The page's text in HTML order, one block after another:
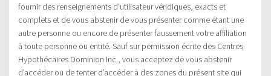
fournir des renseignements d’utilisateur véridiques, exacts et
complets et de vous abstenir de vous présenter comme étant une
autre personne ou encore de présenter faussement votre affiliation
à toute personne ou entité. Sauf sur permission écrite des Centres
Hypothécaires Dominion Inc., vous acceptez de vous abstenir
d’accéder ou de tenter d’accéder à des zones du présent site qui